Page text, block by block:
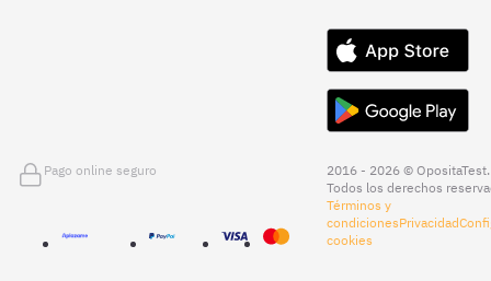
Pago online seguro
2016 - 2026 © OpositaTest.
Todos los derechos
Términos y
condicionesPrivacidad
cookies